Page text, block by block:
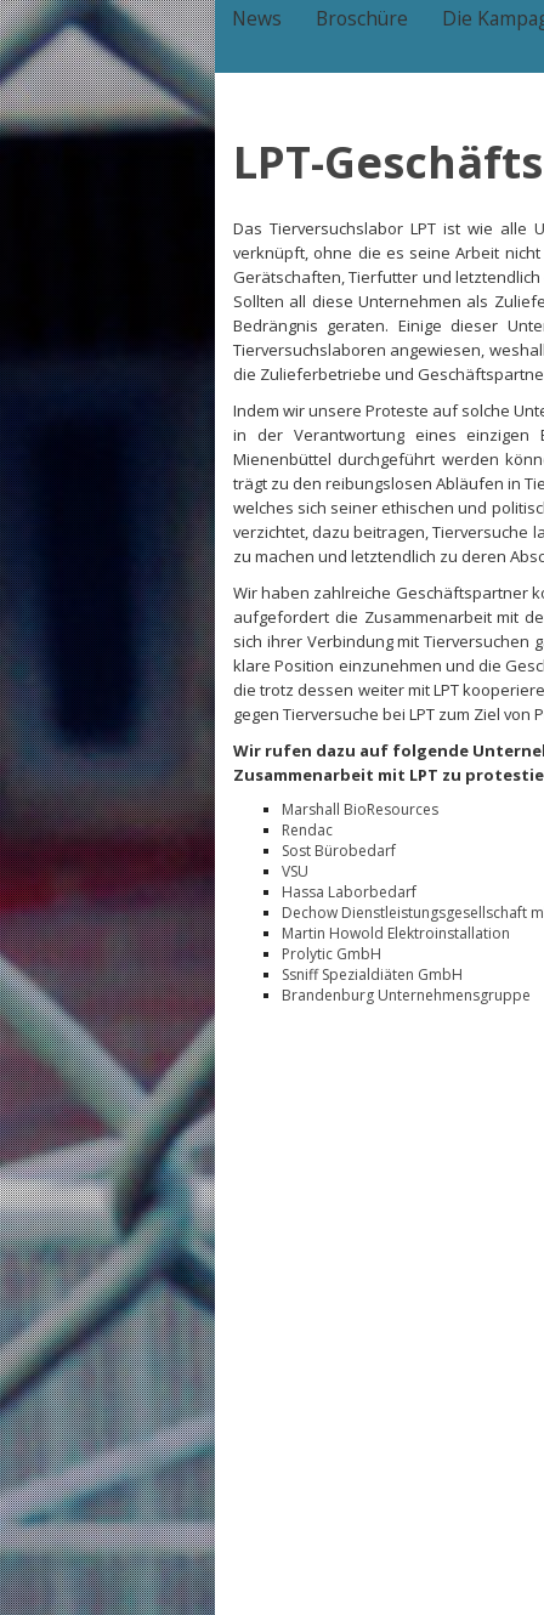
News Broschüre Die
LPT-
Das Tierversuchslabor LPT ist wie alle
verknüpft, ohne die es seine Arbeit
Gerätschaften, Tierfutter und
Sollten all diese Unternehmen als
Bedrängnis geraten. Einige dieser
Tierversuchslaboren angewiesen,
die Zulieferbetriebe und
Indem wir unsere Proteste auf solche
in der Verantwortung eines einzigen
Mienenbüttel durchgeführt werden
trägt zu den reibungslosen Abläufen in
welches sich seiner ethischen und
verzichtet, dazu beitragen, Tierversuche
zu machen und letztendlich zu deren
Wir haben zahlreiche Geschäftspartner
aufgefordert die Zusammenarbeit mit
sich ihrer Verbindung mit Tierversuchen
klare Position einzunehmen und die
die trotz dessen weiter mit LPT
gegen Tierversuche bei LPT zum Ziel von
Wir rufen dazu auf folgende
Zusammenarbeit mit LPT zu
Marshall BioResources
Rendac
Sost Bürobedarf
VSU
Hassa Laborbedarf
Dechow Dienstleistungsgesellschaft
Martin Howold Elektroinstallation
Prolytic GmbH
Ssniff Spezialdiäten GmbH
Brandenburg Unternehmensgruppe